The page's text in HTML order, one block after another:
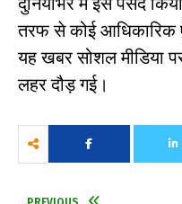
तरफ से कोई आधिकारिक
यह खबर सोशल मीडिया
लहर दौड़ गई।